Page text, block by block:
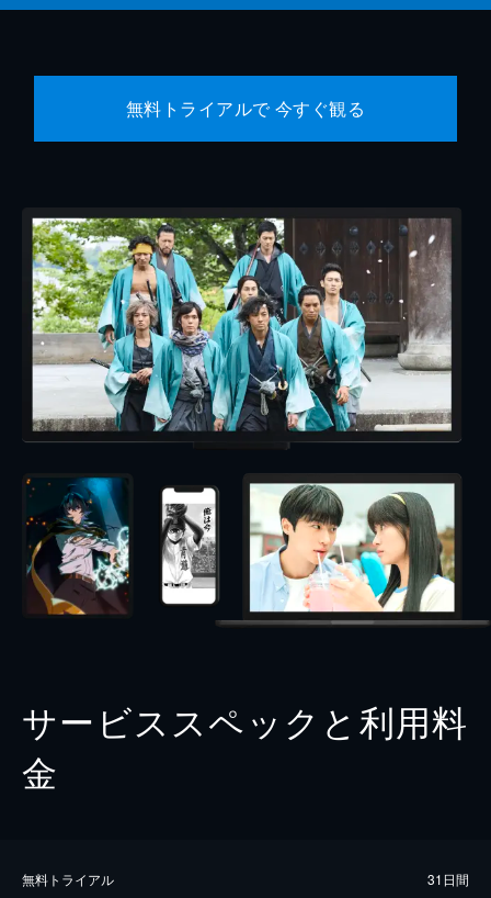
無料トライアルで 今すぐ観る
サービススペックと利用料
金
無料トライアル 31日間